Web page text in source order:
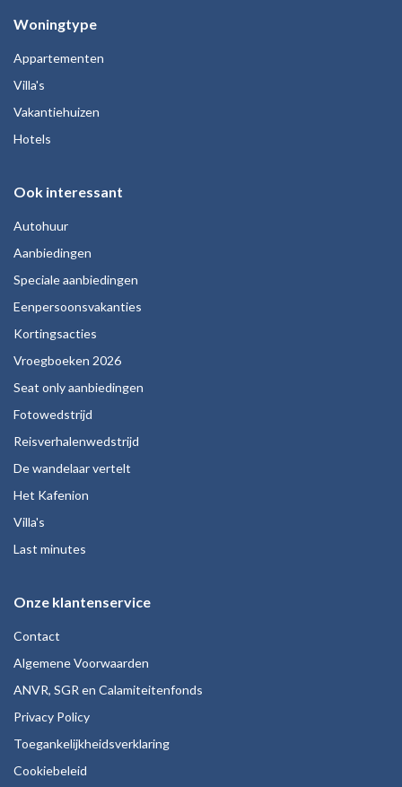
Woningtype
Appartementen
Villa's
Vakantiehuizen
Hotels
Ook interessant
Autohuur
Aanbiedingen
Speciale aanbiedingen
Eenpersoonsvakanties
Kortingsacties
Vroegboeken 2026
Seat only aanbiedingen
Fotowedstrijd
Reisverhalenwedstrijd
De wandelaar vertelt
Het Kafenion
Villa's
Last minutes
Onze klantenservice
Contact
Algemene Voorwaarden
ANVR, SGR en Calamiteitenfonds
Privacy Policy
Toegankelijkheidsverklaring
Cookiebeleid